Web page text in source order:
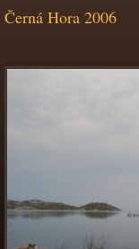
Černá Hora 2006